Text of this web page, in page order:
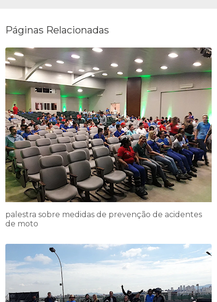
Páginas Relacionadas
palestra sobre medidas de prevenção de acidentes
de moto